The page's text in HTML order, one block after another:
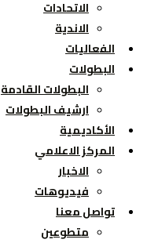
الاتحادات
الاندية
الفعاليات
البطولات
البطولات القادمة
ارشيف البطولات
الأكاديمية
المركز الاعلامي
الاخبار
فيديوهات
تواصل معنا
متطوعين